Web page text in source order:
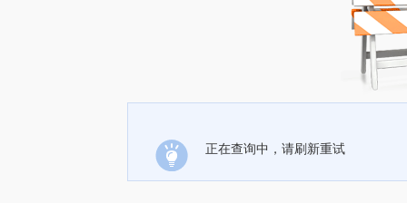
正在查询中，请刷新重试